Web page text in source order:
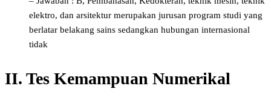
elektro, dan arsitektur merupakan jurusan program studi yang
berlatar belakang sains sedangkan hubungan internasional
tidak
II. Tes Kemampuan Numerikal